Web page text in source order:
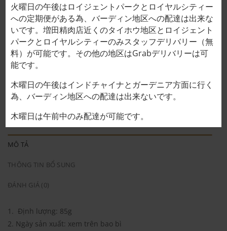
Định lượng (gói)
XÓA
Cá hồi Coho tẩm sốt teriyaki nướng 60,000VND/1 gói số
THÊM VÀO GIỎ HÀNG
MÔ TẢ
THÔNG TIN BỔ SUNG
ĐÁNH GIÁ (0)
1. Định lượng: 85g
2. Ngày sản xuất: xem trên bao bì
火曜日の午後はロイジェントパークとロイヤルシティー
への定期便がある為、バーディン地区への配達は出来な
いです。増田精肉店近くのタイホウ地区とロイジェント
パークとロイヤルシティーのみスタッフデリバリー（無
料）が可能です。その他の地区はGrabデリバリーは可
能です。
木曜日の午後はインドチャイナとガーデニア方面に行く
為、バーディン地区への配達は出来ないです。
木曜日は午前中のみ配達が可能です。